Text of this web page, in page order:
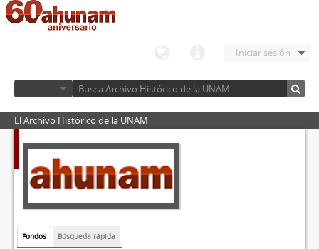
Iniciar sesión
El Archivo Histórico de la UNAM
Fondos Búsqueda rápida